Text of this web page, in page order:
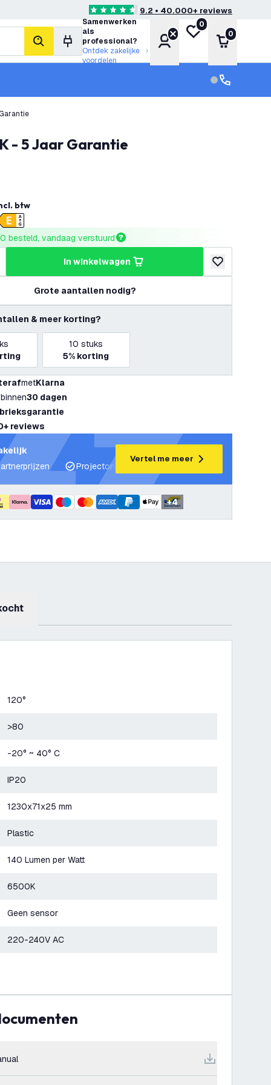
4.6 score sterren9.2 • 40.000+ reviews
zoeken
Samenwerken
als
professional?
Ontdek zakelijke
voordelen
Account
Mijn verlanglijst
0
0
- 5 Jaar Garantie
btw
besteld, vandaag verstuurd
hoeveelheidin winkelwagen
toevoegen
Grote aantallen nodig?
& meer korting?
10 stuks
5% korting
metKlarna
30 dagen
reviews
Projectondersteuning en lichtplannen
Vertel me meer
+4
120°
>80
-20° ~ 40° C
IP20
1230x71x25 mm
Plastic
140 Lumen per Watt
6500K
Geen sensor
220-240V AC